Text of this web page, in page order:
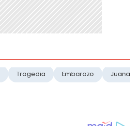
Tragedia Embarazo Juana